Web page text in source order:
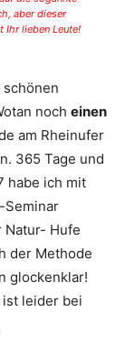
aber dieser
Ihr lieben Leute!
schönen
noch einen
am Rheinufer
365 Tage und
habe ich mit
Seminar
Hufe
der Methode
glockenklar!
ist leider bei